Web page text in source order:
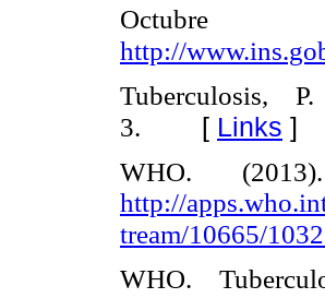
http://
Tuberculosis,
3. [ Links ]
WHO.
http://
tream/10665/
WHO.